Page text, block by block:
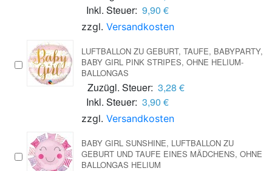
Inkl. Steuer: 9,90 €
zzgl. Versandkosten
LUFTBALLON ZU GEBURT, TAUFE, BABYPARTY,
BABY GIRL PINK STRIPES, OHNE HELIUM-
BALLONGAS
Zuzügl. Steuer: 3,28 €
Inkl. Steuer: 3,90 €
zzgl. Versandkosten
BABY GIRL SUNSHINE, LUFTBALLON ZU
GEBURT UND TAUFE EINES MÄDCHENS, OHNE
BALLONGAS HELIUM